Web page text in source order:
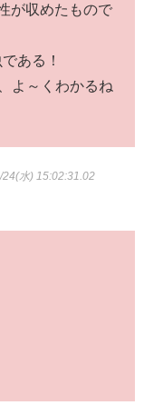
が収めたもので
ある！
よ～くわかるね
24(水) 15:02:31.02